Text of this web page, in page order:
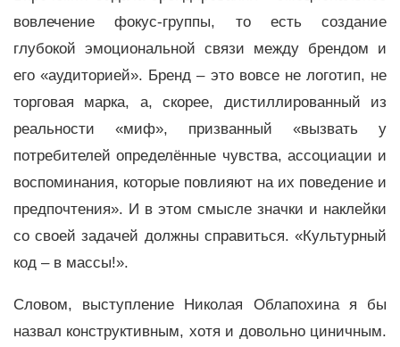
вовлечение фокус-группы, то есть создание
глубокой эмоциональной связи между брендом и
его «аудиторией». Бренд – это вовсе не логотип, не
торговая марка, а, скорее, дистиллированный из
реальности «миф», призванный «вызвать у
потребителей определённые чувства, ассоциации и
воспоминания, которые повлияют на их поведение и
предпочтения». И в этом смысле значки и наклейки
со своей задачей должны справиться. «Культурный
код – в массы!».
Словом, выступление Николая Облапохина я бы
назвал конструктивным, хотя и довольно циничным.